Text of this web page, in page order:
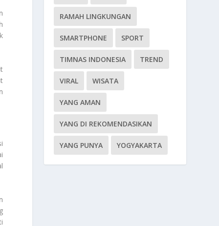
RAMAH LINGKUNGAN
SMARTPHONE SPORT
TIMNAS INDONESIA TREND
VIRAL WISATA
YANG AMAN
YANG DI REKOMENDASIKAN
YANG PUNYA YOGYAKARTA